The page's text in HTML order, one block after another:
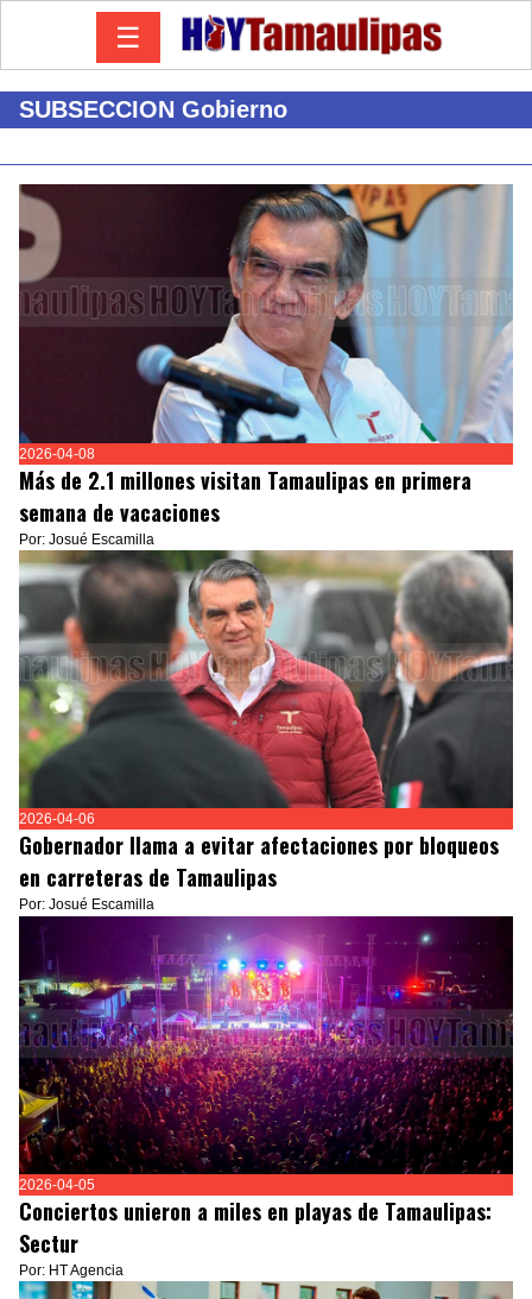
☰
SUBSECCION Gobierno
2026-04-08
Más de 2.1 millones visitan Tamaulipas en primera
semana de vacaciones
Por: Josué Escamilla
2026-04-06
Gobernador llama a evitar afectaciones por bloqueos
en carreteras de Tamaulipas
Por: Josué Escamilla
2026-04-05
Conciertos unieron a miles en playas de Tamaulipas:
Sectur
Por: HT Agencia